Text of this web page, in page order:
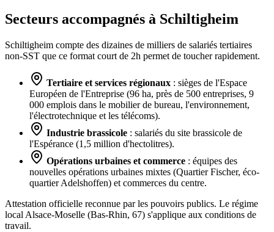
Secteurs accompagnés à Schiltigheim
Schiltigheim compte des dizaines de milliers de salariés tertiaires
non-SST que ce format court de 2h permet de toucher rapidement.
Tertiaire et services régionaux : sièges de l'Espace
Européen de l'Entreprise (96 ha, près de 500 entreprises, 9
000 emplois dans le mobilier de bureau, l'environnement,
l'électrotechnique et les télécoms).
Industrie brassicole : salariés du site brassicole de
l'Espérance (1,5 million d'hectolitres).
Opérations urbaines et commerce : équipes des
nouvelles opérations urbaines mixtes (Quartier Fischer, éco-
quartier Adelshoffen) et commerces du centre.
Attestation officielle reconnue par les pouvoirs publics. Le régime
local Alsace-Moselle (Bas-Rhin, 67) s'applique aux conditions de
travail.